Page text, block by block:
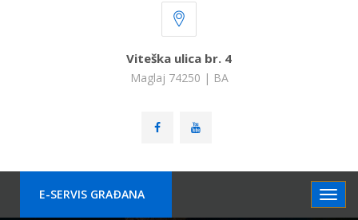
Viteška ulica br. 4
Maglaj 74250 | BA
E-SERVIS GRAÐANA